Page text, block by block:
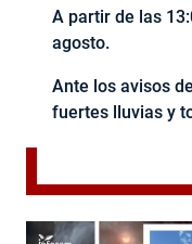
A partir de las
agosto.
Ante los avisos
fuertes lluvias y